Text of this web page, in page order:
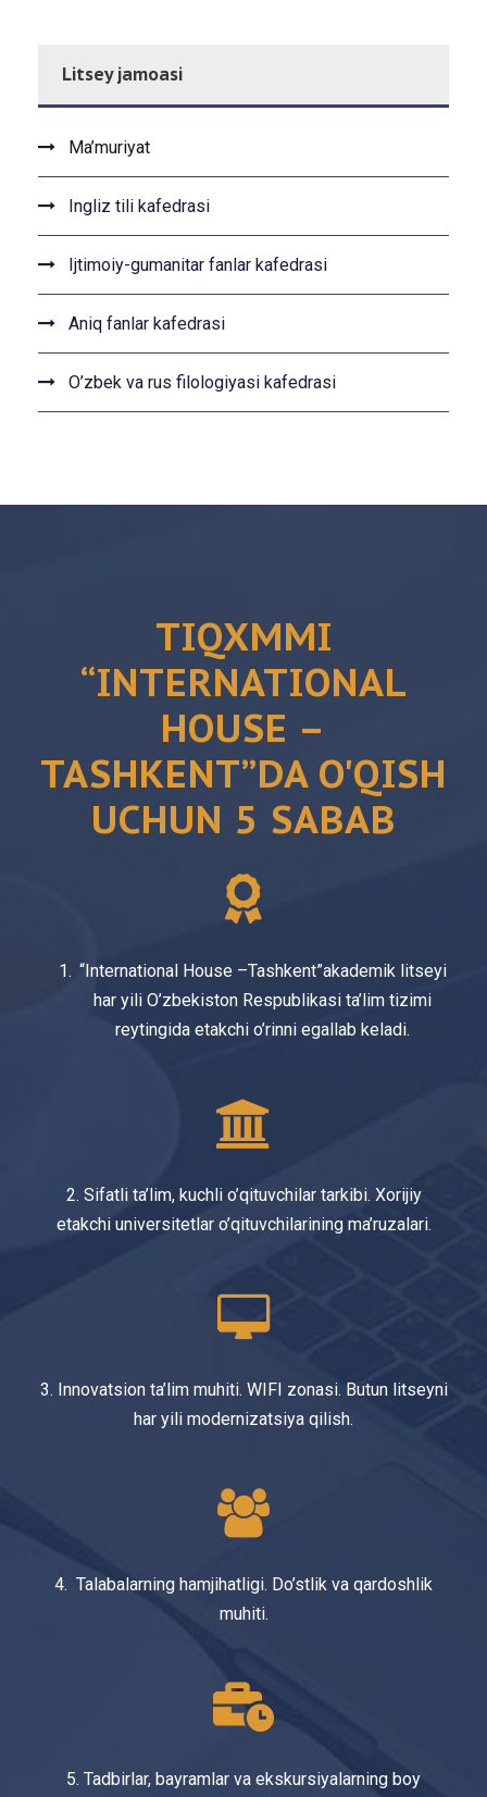
Litsey jamoasi
Ma’muriyat
Ingliz tili kafedrasi
Ijtimoiy-gumanitar fanlar kafedrasi
Aniq fanlar kafedrasi
O’zbek va rus filologiyasi kafedrasi
TIQXMMI
“INTERNATIONAL
HOUSE –
TASHKENT”DA O'QISH
UCHUN 5 SABAB
“International House –Tashkent”akademik litseyi
har yili O’zbekiston Respublikasi ta’lim tizimi
reytingida etakchi o’rinni egallab keladi.
2. Sifatli ta’lim, kuchli o’qituvchilar tarkibi. Xorijiy
etakchi universitetlar o’qituvchilarining ma’ruzalari.
3. Innovatsion ta’lim muhiti. WIFI zonasi. Butun litseyni
har yili modernizatsiya qilish.
4. Talabalarning hamjihatligi. Do’stlik va qardoshlik
muhiti.
5. Tadbirlar, bayramlar va ekskursiyalarning boy